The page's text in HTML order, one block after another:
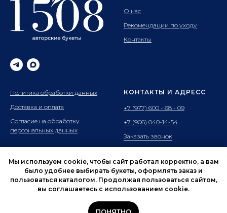
Мы используем cookie, чтобы сайт работал корректно, а вам
было удобнее выбирать букеты, оформлять заказ и
пользоваться каталогом. Продолжая пользоваться сайтом,
вы соглашаетесь с использованием cookie.
О нас
Рекомендации по уходу
Контакты
Политика обработки данных
Доставка и оплата
Согласие на обработку
персональных данных
КОНТАКТЫ И АДРЕСС
+7 (977) 600 - 68 - 09
+7 (906) 040-14-54
Заказать звонок
ул.Хлебозаводская 2к2
Время работы: с 9 до 21.00